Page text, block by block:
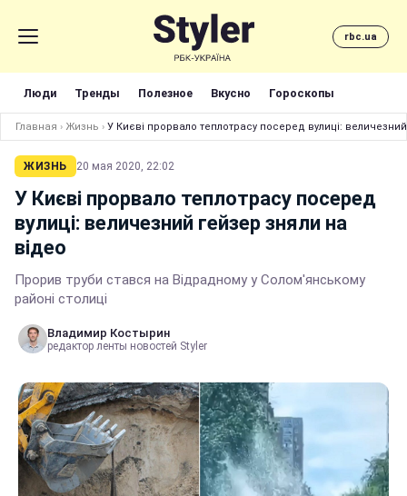
rbc.ua
Люди Тренды Полезное Вкусно Гороскопы
Главная › Жизнь › У Києві прорвало теплотрасу посеред вулиці:
ЖИЗНЬ 20 мая 2020, 22:02
У Києві прорвало теплотрасу посеред
вулиці: величезний гейзер зняли на
відео
Прорив труби стався на Відрадному у Солом'янському
районі столиці
Владимир Костырин
редактор ленты новостей Styler